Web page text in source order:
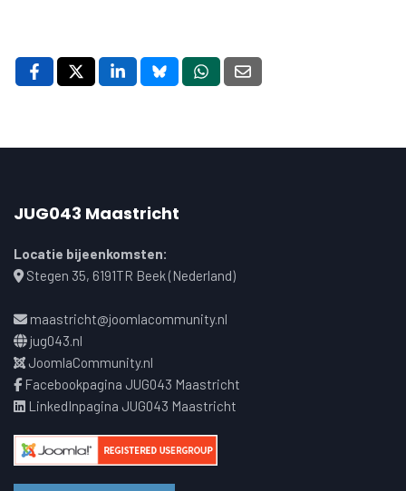
JUG043 Maastricht
Locatie bijeenkomsten:
Stegen 35, 6191TR Beek (Nederland)
maastricht@joomlacommunity.nl
jug043.nl
JoomlaCommunity.nl
Facebookpagina JUG043 Maastricht
LinkedInpagina JUG043 Maastricht